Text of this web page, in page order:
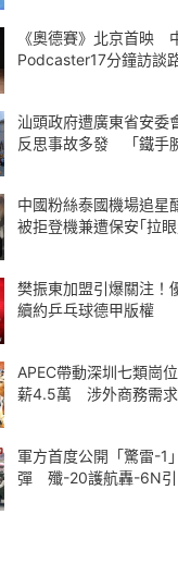
《奧德賽》北京首映
Podcaster17分鐘訪談
汕頭政府遭廣東省安
反思事故多發 「鐵手
中國粉絲泰國機場追
被拒登機兼遭保安｢拉
樊振東加盟引爆關注！
續約乒乓球德甲版權
APEC帶動深圳七類崗
薪4.5萬 涉外商務需
軍方首度公開「驚雷-1
彈 殲-20護航轟-6N引